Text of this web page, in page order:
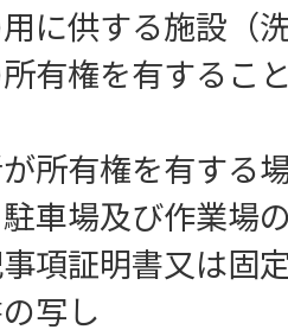
に供する施設（
有権を有するこ
所有権を有する
車場及び作業場
項証明書又は固
写し